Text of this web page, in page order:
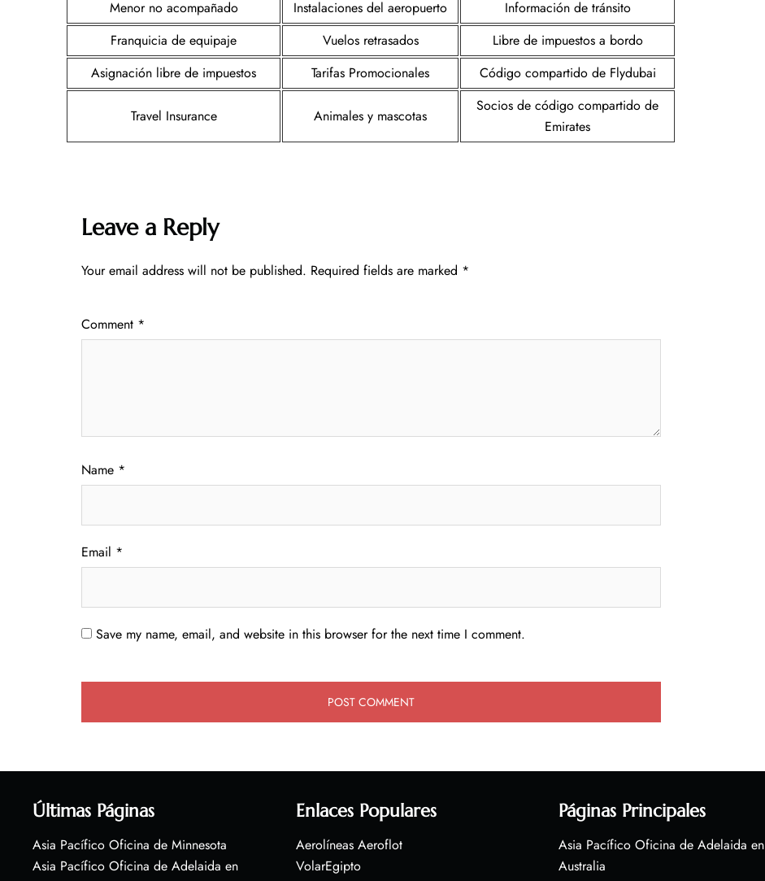
Menor no acompañado
Instalaciones del aeropuerto
Información de tránsito
Franquicia de equipaje
Vuelos retrasados
Libre de impuestos a bordo
Asignación libre de impuestos
Tarifas Promocionales Código compartido de Flydubai
Travel Insurance Animales y mascotas
Socios de código compartido de
Emirates
Leave a Reply
Your email address will not be published. Required fields are marked *
Comment *
Name *
Email *
Save my name, email, and website in this browser for the next time I comment.
Últimas Páginas
Asia Pacífico Oficina de Minnesota
Asia Pacífico Oficina de Adelaida en
Enlaces Populares
Aerolíneas Aeroflot
VolarEgipto
Páginas Principales
Asia Pacífico Oficina de Adelaida en
Australia